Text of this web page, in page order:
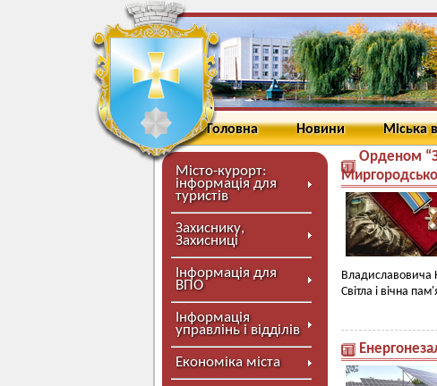
Головна Новини Міська
Місто-курорт:
інформація для
туристів
Захиснику,
Захисниці
Інформація для
ВПО
Інформація
управлінь і відділів
Економіка міста
Орденом
Владиславовича
Світла і вічна